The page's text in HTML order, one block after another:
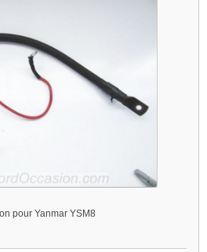
pour Yanmar YSM8